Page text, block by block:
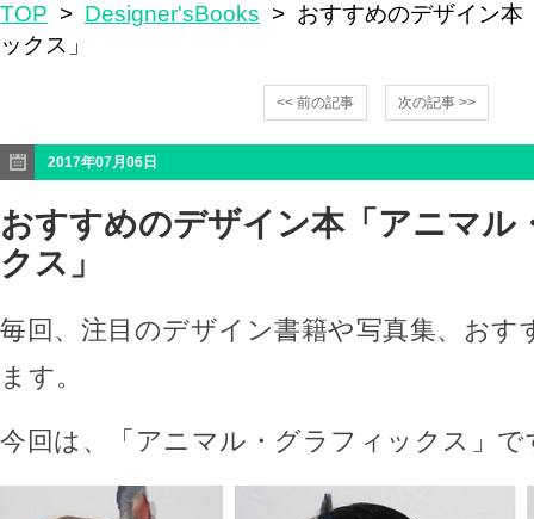
TOP > Designer'sBooks > おすすめのデザイン本
ックス」
<< 前の記事 次の記事 >>
2017年07月06日
おすすめのデザイン本「アニマル
クス」
毎回、注目のデザイン書籍や写真集、おす
ます。
今回は、「アニマル・グラフィックス」で